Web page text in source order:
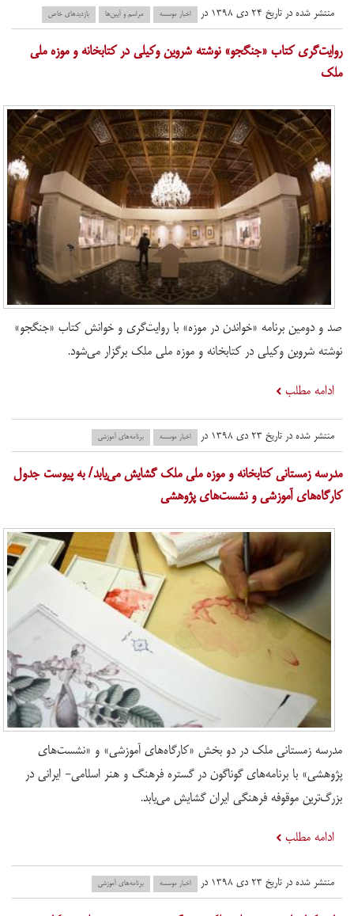
منتشر شده در تاریخ ۲۴ دی ۱۳۹۸ در اخبار موسسه مراسم و آیین‌ها بازدید‌های خاص
روایت‌گری کتاب «جنگجو» نوشته شروین وکیلی در کتابخانه و موزه ملی
ملک
صد و دومین برنامه «خواندن در موزه» با روایت‌گری و خوانش کتاب «جنگجو»
نوشته شروین وکیلی در کتابخانه و موزه ملی ملک برگزار می‌شود.
ادامه مطلب
منتشر شده در تاریخ ۲۳ دی ۱۳۹۸ در اخبار موسسه برنامه‌های آموزشی
مدرسه زمستانی کتابخانه و موزه ملی ملک گشایش می‌یابد/ به پیوست جدول
کارگاه‌های آموزشی و نشست‌های پژوهشی
مدرسه زمستانی ملک در دو بخش «کارگاه‌های آموزشی» و «نشست‌های
پژوهشی» با برنامه‌های گوناگون در گستره فرهنگ و هنر اسلامی- ایرانی در
بزرگ‌ترین موقوفه فرهنگی ایران گشایش می‌یابد.
ادامه مطلب
منتشر شده در تاریخ ۲۳ دی ۱۳۹۸ در اخبار موسسه برنامه‌های آموزشی